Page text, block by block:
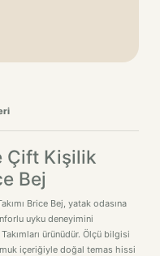
Çift Kişilik
Bej
Brice Bej, yatak odasına
uyku deneyimini
ürünüdür. Ölçü bilgisi
içeriğiyle doğal temas hissi